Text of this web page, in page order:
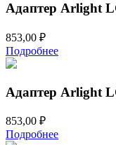
Адаптер Arlight
853,00 ₽
Подробнее
Адаптер Arlight
853,00 ₽
Подробнее